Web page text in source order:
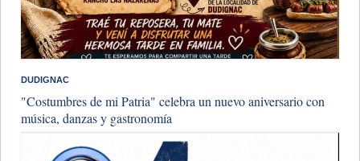
DUDIGNAC
"Costumbres de mi Patria" celebra un nuevo aniversario con
música, danzas y gastronomía